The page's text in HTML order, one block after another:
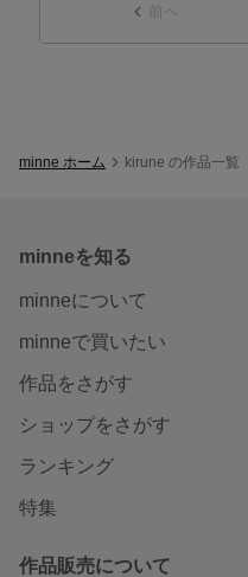
前へ
minne ホーム kirune の作品一覧
minneを知る
minneについて
minneで買いたい
作品をさがす
ショップをさがす
ランキング
特集
作品販売について